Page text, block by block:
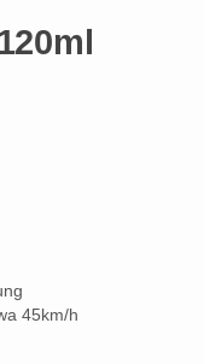
45km/h